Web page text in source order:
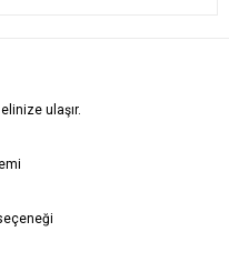
ulaşır.